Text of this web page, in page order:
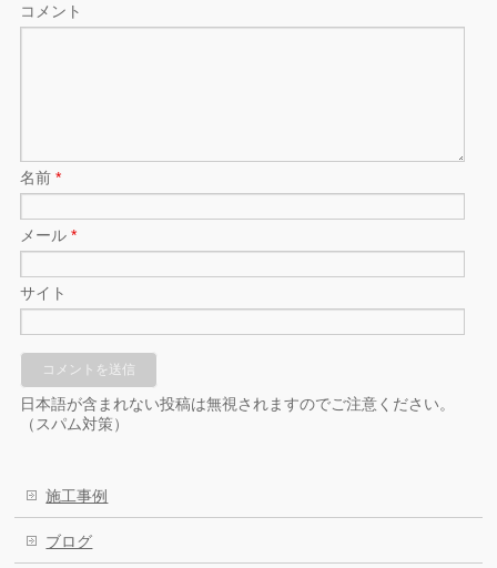
コメント
名前*
メール*
サイト
日本語が含まれない投稿は無視されますのでご注意ください。
（スパム対策）
施工事例
ブログ